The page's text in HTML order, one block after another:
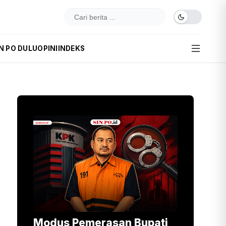
PO DULUOPINI INDEKS
Modus Pemerasan Bupati